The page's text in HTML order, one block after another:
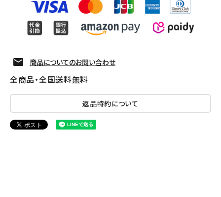
商品についてのお問い合わせ
全商品・全国送料無料
返品特約について